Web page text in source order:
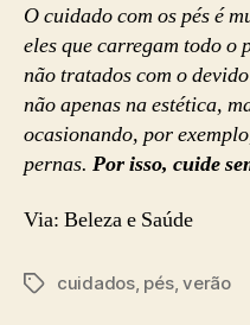
O cuidado com os pés é
eles que carregam todo o
não tratados com o
não apenas na estética,
ocasionando, por
pernas. Por isso, cuide
Via: Beleza e Saúde
Tagscuidados, pés,verão